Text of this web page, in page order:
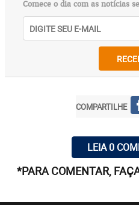
Comece o dia com as notícias
COMPARTILHE
LEIA 0
*PARA COMENTAR,